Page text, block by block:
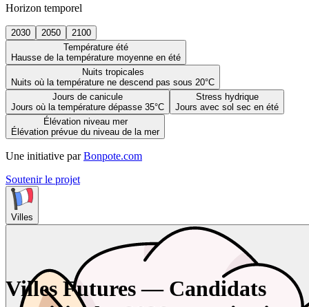
Horizon temporel
2030 2050
2100
Température été
Hausse de la température moyenne en été
Nuits tropicales
Nuits où la température ne descend pas sous 20°C
Jours de canicule
Jours où la température dépasse 35°C
Stress hydrique
Jours avec sol sec en été
Élévation niveau mer
Élévation prévue du niveau de la mer
Une initiative par Bonpote.com
Soutenir le projet
Villes
Villes Futures — Candidats